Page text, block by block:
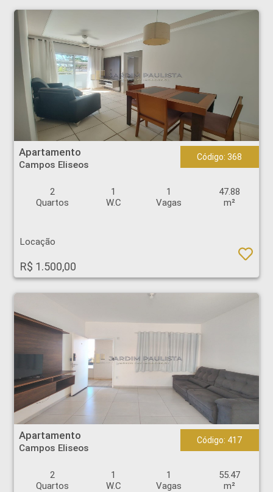
Apartamento - Campos Eliseos - Ribeirão Preto
Apartamento
Campos Eliseos
Código: 368
2
Quartos
1
W.C
1
Vagas
47.88
m²
Locação
R$ 1.500,00
Apartamento - Campos Eliseos - Ribeirão Preto
Apartamento
Campos Eliseos
Código: 417
2
Quartos
1
W.C
1
Vagas
55.47
m²